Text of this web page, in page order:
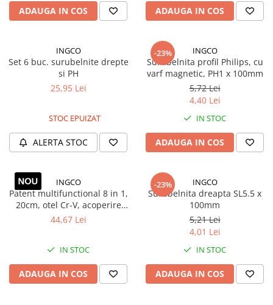
Volvo
Volvo FH 3 Euro 5
Volvo FH 4 Euro 6
Volvo Model FM
Accesorii iluminare LED camioane
Bare LED (LED Bar) off-road, auto
si camion
Becuri auto
Becuri Halogen Auto
Becuri Led Auto
Becuri Xenon Auto
Faruri Camioane, Utilaje &
Tractoare
Lampi de ceata
ADAUGA IN COS ADAUGA IN COS
INGCO
Set 6 buc. surubelnite drepte
si PH
25,95 Lei
STOC EPUIZAT
ALERTA STOC
-23% INGCO
Surubelnita profil Philips, cu
varf magnetic, PH1 x 100mm
5,72 Lei
4,40 Lei
IN STOC
ADAUGA IN COS
INGCO
Patent multifunctional 8 in 1,
20cm, otel Cr-V, acoperire
teflon, maner TPR ergonomic
44,67 Lei
IN STOC
ADAUGA IN COS
-23% INGCO
Surubelnita dreapta SL5.5 x
100mm
5,21 Lei
4,01 Lei
IN STOC
ADAUGA IN COS